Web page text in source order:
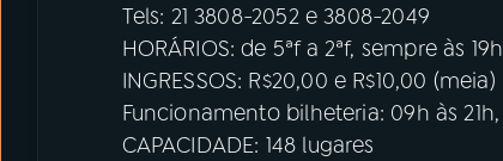
Tels: 21 3808-2052 e 3808-2049
HORÁRIOS: de 5ªf a 2ªf, sempre às
INGRESSOS: R$20,00 e R$10,00 (meia)
Funcionamento bilheteria: 09h às
CAPACIDADE: 148 lugares